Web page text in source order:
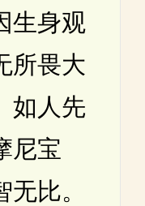
生身观
所畏大
如人先
尼宝
比。